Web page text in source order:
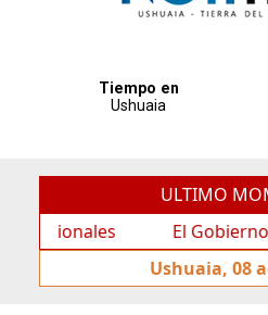
ULTIMO
El Gobierno
Ushuaia, 08